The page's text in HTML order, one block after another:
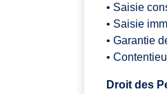
• Saisie
• Saisie
• Garantie
•
Droit des